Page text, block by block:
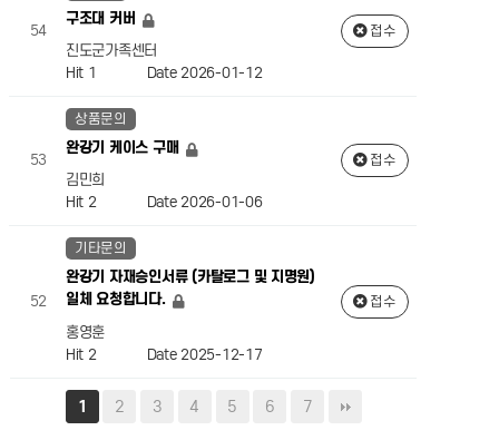
54
구조대 커버
진도군가족센터
Hit 1 Date 2026-01-12
접수
53
상품문의
완강기 케이스 구매
김민희
Hit 2 Date 2026-01-06
접수
52
기타문의
완강기 자재승인서류 (카탈로그 및 지명원)
일체 요청합니다.
홍영훈
Hit 2 Date 2025-12-17
접수
1 2 3 4 5 6 7